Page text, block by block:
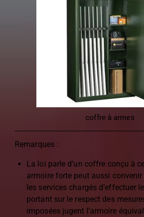
coffre à armes
Remarques :
La loi parle d’un coffre conçu à
armoire forte peut aussi
les services chargés d’effectuer
portant sur le respect des
imposées jugent l’armoire